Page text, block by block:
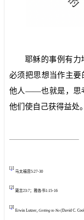
耶稣的事例有力
必须把思想当作主
他人——也就是，思
他们使自己获得益处
[1]
马太福音5:27-30
[2]
箴言23:7；雅各书1:15-16
[3]
Erwin Lutzer, Getting to No (David C.